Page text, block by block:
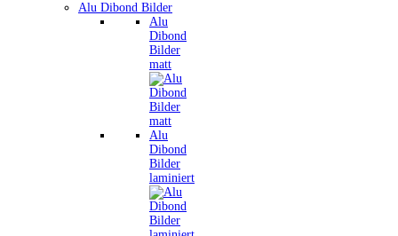
Alu Dibond Bilder
Alu
Dibond
Bilder
matt
Alu
Dibond
Bilder
laminiert